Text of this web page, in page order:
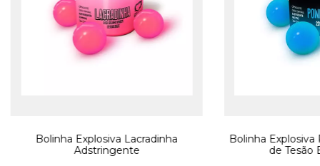
Bolinha Explosiva Lacradinha
Adstringente
Bolinha
de Tesão